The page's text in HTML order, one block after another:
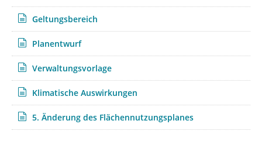
anschließende Wohnbebauung und
• im Westen durch einen Grünstreifen und einen
dahinterliegenden Parkplatz.
Anlass und Ziel der Planung
Mit der Aufstellung des Bebauungsplanes 823 sollen die
planungsrechtlichen Voraussetzungen für eine behutsame
Wohnbauflächenarrondierung am nordwestlichen
Siedlungsrand im Stadtteil Krefeld-Traar durch die
Geltungsbereich
Planentwurf
Verwaltungsvorlage
Klimatische Auswirkungen
5. Änderung des Flächennutzungsplanes